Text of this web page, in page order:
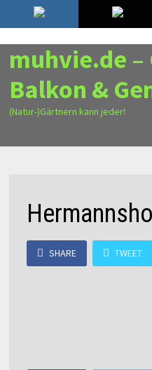
Zurück
zum
Inhalt
9. August 2026
muhvie.de –
Balkon &
(Natur-)Gärtnern kann jeder!
SHARE TWEET